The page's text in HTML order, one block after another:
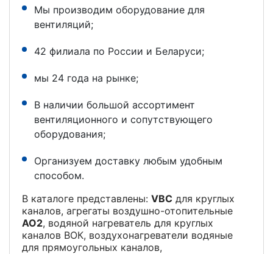
Мы производим оборудование для
вентиляций;
42 филиала по России и Беларуси;
мы 24 года на рынке;
В наличии большой ассортимент
вентиляционного и сопутствующего
оборудования;
Организуем доставку любым удобным
способом.
В каталоге представлены: VBC для круглых
каналов, агрегаты воздушно-отопительные
АО2, водяной нагреватель для круглых
каналов ВОК, воздухонагреватели водяные
для прямоугольных каналов,